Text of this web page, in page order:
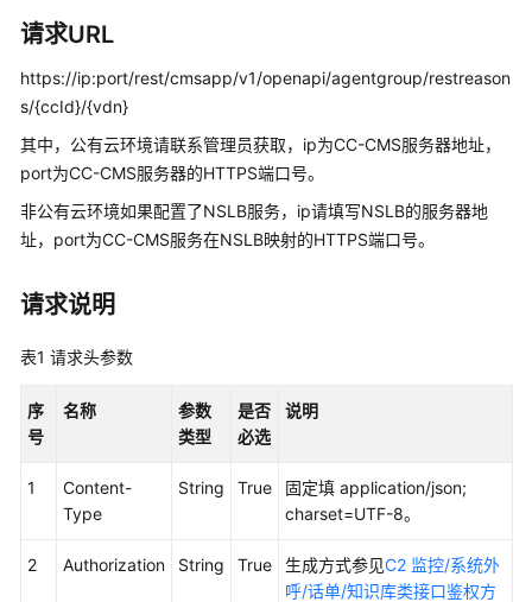
开
指
南
API
考
口
权
式
统
配
类
请求URL
https://ip:port/rest/cmsapp/v1/openapi/agentgroup/restreason
s/{ccId}/{vdn}
其中，公有云环境请联系管理员获取，ip为CC-CMS服务器地址，
port为CC-CMS服务器的HTTPS端口号。
非公有云环境如果配置了NSLB服务，ip请填写NSLB的服务器地
址，port为CC-CMS服务在NSLB映射的HTTPS端口号。
请求说明
表1 请求头参数
序
号
名称
参数
类型
是否
必选
说明
1
Content-
Type
String True
固定填 application/json;
charset=UTF-8。
2 Authorization String True 生成方式参见C2 监控/系统外
呼/话单/知识库类接口鉴权方